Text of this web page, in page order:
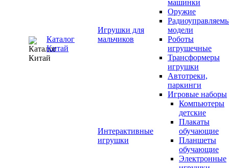
Каталог
Китай
Игрушки для
мальчиков
машинки
Оружие
модели
Роботы
игрушечные
Трансформеры
игрушки
Автотреки,
паркинги
Игровые наборы
Интерактивные
игрушки
Компьютеры
детские
Плакаты
обучающие
Планшеты
обучающие
Электронные